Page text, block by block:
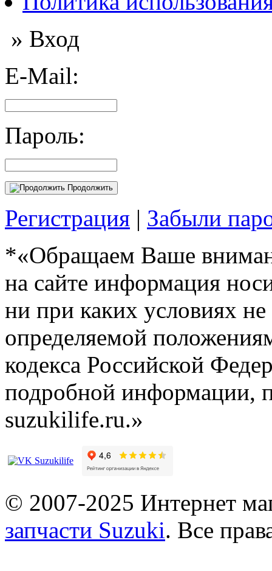
» Вход
E-Mail:
Пароль:
Продолжить
Регистрация | Забыли
*«Обращаем Ваше
на сайте информация
ни при каких условиях
определяемой
кодекса Российской
подробной информации,
suzukilife.ru.»
© 2007-2025 Интернет
запчасти Suzuki. Все